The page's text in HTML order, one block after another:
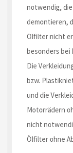
notwendig,
demontieren,
Ölfilter nicht
besonders bei
Die
bzw.
und die
Motorrädern
nicht
Ölfilter ohne